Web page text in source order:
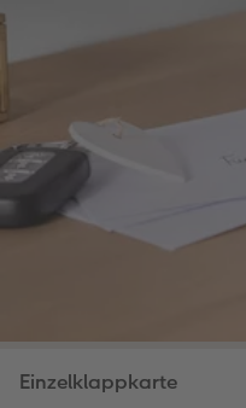
Einzelklappkarte